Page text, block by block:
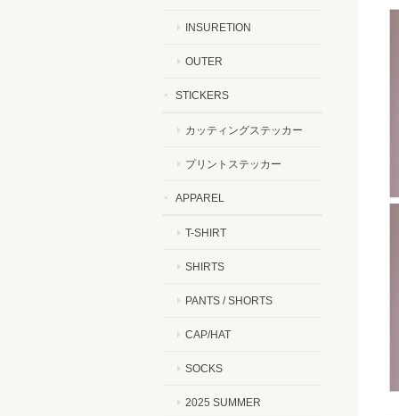
INSURETION
OUTER
STICKERS
カッティングステッカー
プリントステッカー
APPAREL
T-SHIRT
SHIRTS
PANTS / SHORTS
CAP/HAT
SOCKS
2025 SUMMER